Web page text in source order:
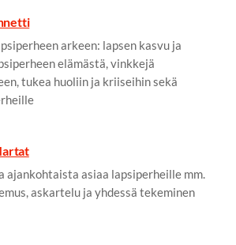
arkeen: lapsen kasvu ja
elämästä, vinkkejä
tukea huoliin ja kriiseihin sekä
ajankohtaista asiaa lapsiperheille mm.
askartelu ja yhdessä tekeminen